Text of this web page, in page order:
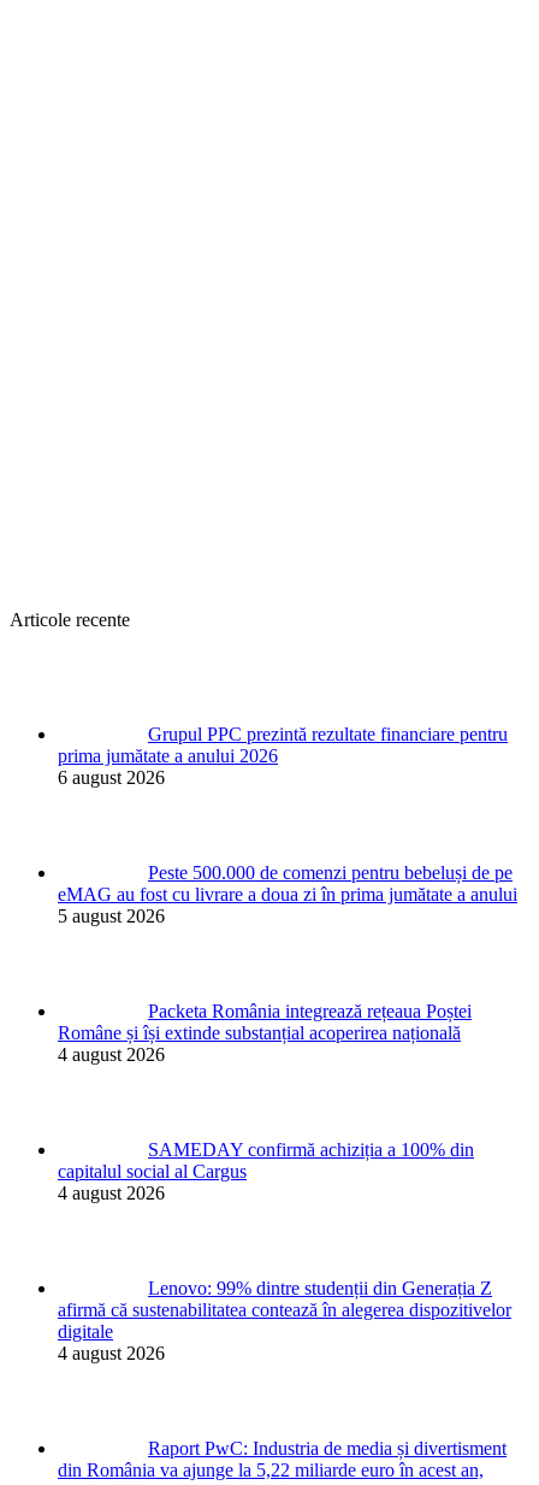
Articole recente
Grupul PPC prezintă rezultate financiare pentru
prima jumătate a anului 2026
6 august 2026
Peste 500.000 de comenzi pentru bebeluși de pe
eMAG au fost cu livrare a doua zi în prima jumătate a anului
5 august 2026
Packeta România integrează rețeaua Poștei
Române și își extinde substanțial acoperirea națională
4 august 2026
SAMEDAY confirmă achiziția a 100% din
capitalul social al Cargus
4 august 2026
Lenovo: 99% dintre studenții din Generația Z
afirmă că sustenabilitatea contează în alegerea dispozitivelor
digitale
4 august 2026
Raport PwC: Industria de media și divertisment
din România va ajunge la 5,22 miliarde euro în acest an,